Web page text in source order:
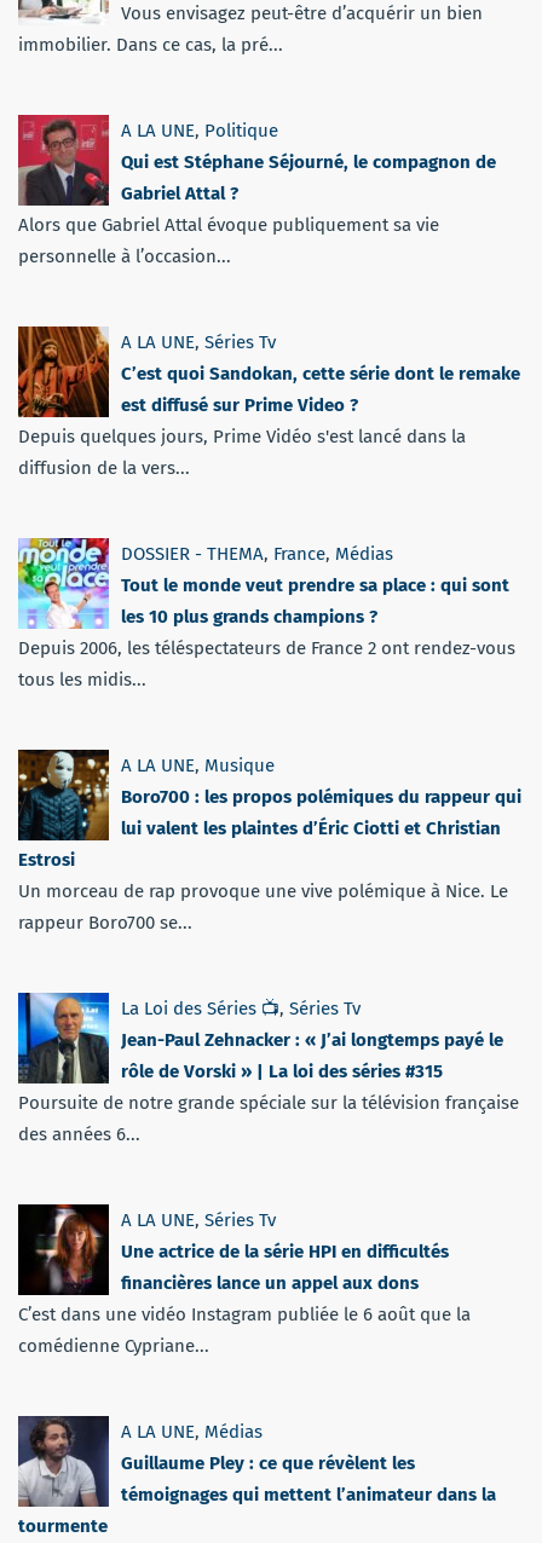
Vous envisagez peut-être d’acquérir un bien
immobilier. Dans ce cas, la pré...
A LA UNE, Politique
Qui est Stéphane Séjourné, le compagnon de
Gabriel Attal ?
Alors que Gabriel Attal évoque publiquement sa vie
personnelle à l’occasion...
A LA UNE, Séries Tv
C’est quoi Sandokan, cette série dont le remake
est diffusé sur Prime Video ?
Depuis quelques jours, Prime Vidéo s'est lancé dans la
diffusion de la vers...
DOSSIER - THEMA, France, Médias
Tout le monde veut prendre sa place : qui sont
les 10 plus grands champions ?
Depuis 2006, les téléspectateurs de France 2 ont rendez-vous
tous les midis...
A LA UNE, Musique
Boro700 : les propos polémiques du rappeur qui
lui valent les plaintes d’Éric Ciotti et Christian
Estrosi
Un morceau de rap provoque une vive polémique à Nice. Le
rappeur Boro700 se...
La Loi des Séries 📺, Séries Tv
Jean-Paul Zehnacker : « J’ai longtemps payé le
rôle de Vorski » | La loi des séries #315
Poursuite de notre grande spéciale sur la télévision française
des années 6...
A LA UNE, Séries Tv
Une actrice de la série HPI en difficultés
financières lance un appel aux dons
C’est dans une vidéo Instagram publiée le 6 août que la
comédienne Cypriane...
A LA UNE, Médias
Guillaume Pley : ce que révèlent les
témoignages qui mettent l’animateur dans la
tourmente